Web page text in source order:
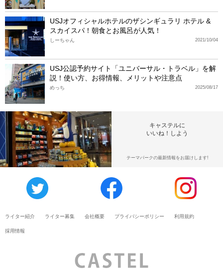
USJオフィシャルホテルのザシンギュラリ ホテル &
スカイスパ！朝食とお風呂が人気！
2021/10/04
しーちゃん
USJ公認予約サイト「ユニバーサル・トラベル」を解
説！使い方、お得情報、メリットや注意点
2025/08/17
めっち
キャステルに
いいね！しよう
テーマパークの最新情報をお届けします!
ライター紹介 ライター募集 会社概要 プライバシーポリシー 利用規約
採用情報